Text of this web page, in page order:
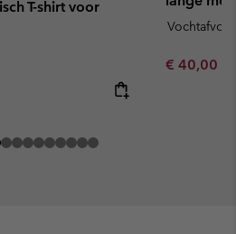
T-shirt voor
Minimum
€ 40,00